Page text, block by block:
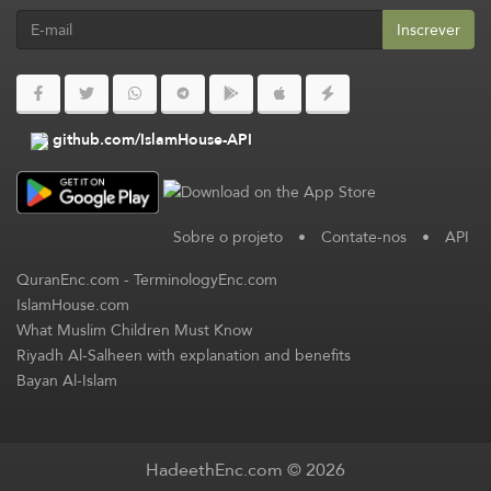
Inscrever
github.com/IslamHouse-API
Sobre o projeto • Contate-nos • API
QuranEnc.com-TerminologyEnc.com
IslamHouse.com
What Muslim Children Must Know
Riyadh Al-Salheen with explanation and benefits
Bayan Al-Islam
HadeethEnc.com © 2026